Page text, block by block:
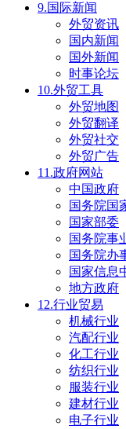
9.国际新闻
外贸资讯
国内新闻
国外新闻
时事论坛
10.外贸工具
外贸地图
外贸翻译
外贸社交
外贸广告
11.政府网站
中国政府
国务院国
国家部委
国务院事
国务院办
国家信息
地方政府
12.行业贸易
机械行业
汽配行业
化工行业
纺织行业
服装行业
建材行业
电子行业